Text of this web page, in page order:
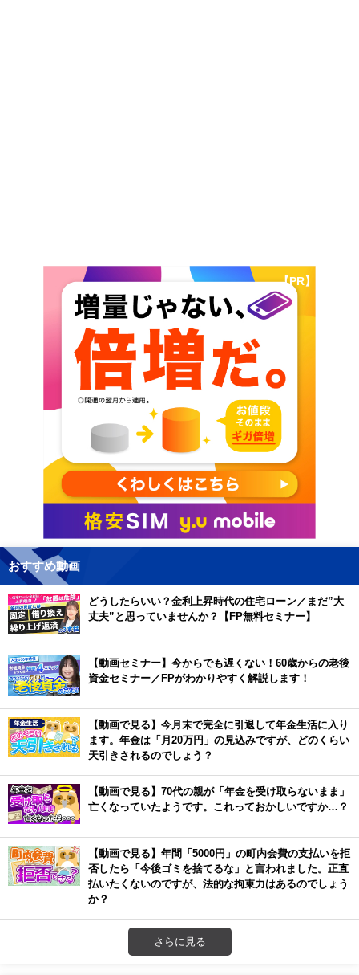
【PR】
おすすめ動画
どうしたらいい？金利上昇時代の住宅ローン／まだ”大
丈夫”と思っていませんか？【FP無料セミナー】
【動画セミナー】今からでも遅くない！60歳からの老後
資金セミナー／FPがわかりやすく解説します！
【動画で見る】今月末で完全に引退して年金生活に入り
ます。年金は「月20万円」の見込みですが、どのくらい
天引きされるのでしょう？
【動画で見る】70代の親が「年金を受け取らないまま」
亡くなっていたようです。これっておかしいですか…？
【動画で見る】年間「5000円」の町内会費の支払いを拒
否したら「今後ゴミを捨てるな」と言われました。正直
払いたくないのですが、法的な拘束力はあるのでしょう
か？
さらに見る